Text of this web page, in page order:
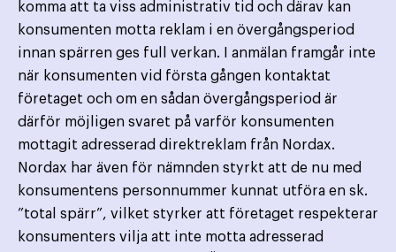
komma att ta viss administrativ tid och därav kan
konsumenten motta reklam i en övergångsperiod
innan spärren ges full verkan. I anmälan framgår inte
när konsumenten vid första gången kontaktat
företaget och om en sådan övergångsperiod är
därför möjligen svaret på varför konsumenten
mottagit adresserad direktreklam från Nordax.
Nordax har även för nämnden styrkt att de nu med
konsumentens personnummer kunnat utföra en sk.
”total spärr”, vilket styrker att företaget respekterar
konsumenters vilja att inte motta adresserad